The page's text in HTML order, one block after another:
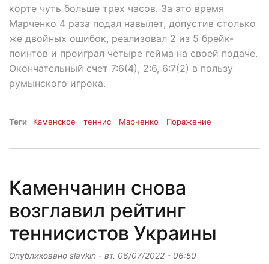
корте чуть больше трех часов. За это время
Марченко 4 раза подал навылет, допустив столько
же двойных ошибок, реализовал 2 из 5 брейк-
поинтов и проиграл четыре гейма на своей подаче.
Окончательный счет 7:6(4), 2:6, 6:7(2) в пользу
румынского игрока.
Теги Каменское теннис Марченко Поражение
Каменчанин снова
возглавил рейтинг
теннисистов Украины
Опубликовано slavkin - вт, 06/07/2022 - 06:50